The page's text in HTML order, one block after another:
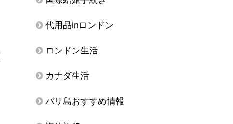
代用品inロンドン
ロンドン生活
カナダ生活
バリ島おすすめ情報